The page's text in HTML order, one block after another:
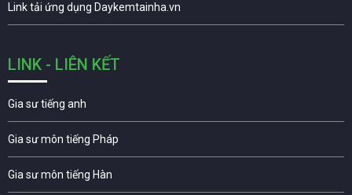
Link tải ứng dụng Daykemtainha.vn
LINK - LIÊN KẾT
Gia sư tiếng anh
Gia sư môn tiếng Pháp
Gia sư môn tiếng Hàn